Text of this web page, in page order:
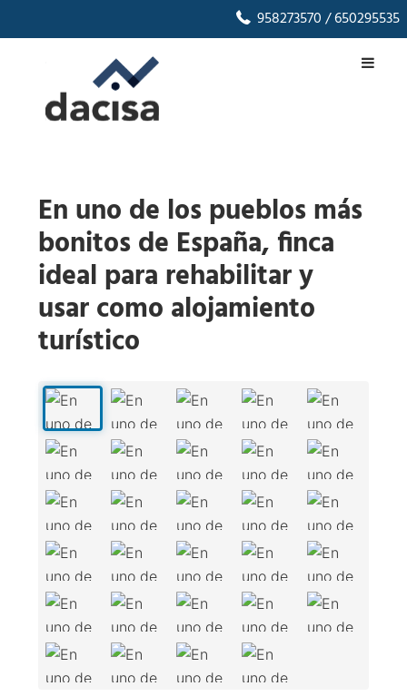
958273570/ 650295535
En uno de los pueblos más
bonitos de España, finca
ideal para rehabilitar y
usar como alojamiento
turístico